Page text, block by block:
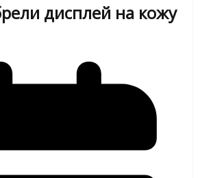
дисплей на кожу